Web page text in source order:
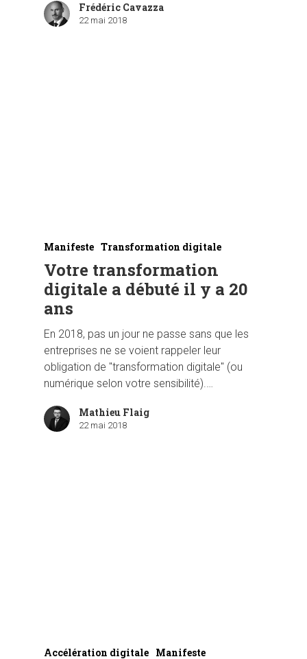
Frédéric Cavazza
22 mai 2018
Manifeste Transformation digitale
Votre transformation
digitale a débuté il y a 20
ans
En 2018, pas un jour ne passe sans que les
entreprises ne se voient rappeler leur
obligation de "transformation digitale" (ou
numérique selon votre sensibilité).…
Mathieu Flaig
22 mai 2018
Accélération digitale Manifeste